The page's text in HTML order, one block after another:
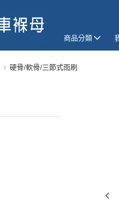
商品分類
硬骨/軟骨/三節式雨刷